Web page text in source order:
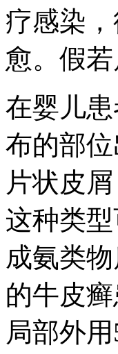
疗感染
愈。假
在婴儿
布的部
片状皮
这种类
成氨类
的牛皮
局部外